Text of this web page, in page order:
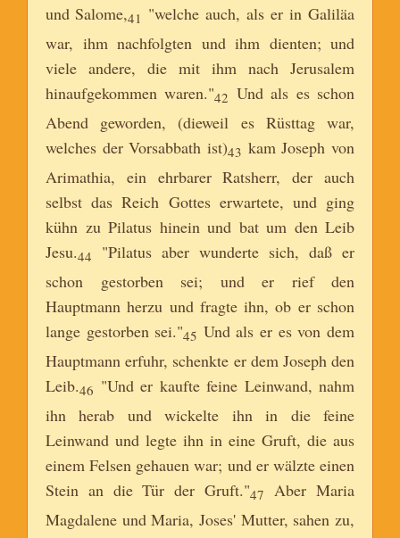
und Salome,41 "welche auch, als er in Galiläa
war, ihm nachfolgten und ihm dienten; und
viele andere, die mit ihm nach Jerusalem
hinaufgekommen waren."42 Und als es schon
Abend geworden, (dieweil es Rüsttag war,
welches der Vorsabbath ist)43 kam Joseph von
Arimathia, ein ehrbarer Ratsherr, der auch
selbst das Reich Gottes erwartete, und ging
kühn zu Pilatus hinein und bat um den Leib
Jesu.44
"Pilatus aber wunderte sich, daß er
schon gestorben sei; und er rief den
Hauptmann herzu und fragte ihn, ob er schon
lange gestorben sei."45 Und als er es von dem
Hauptmann erfuhr, schenkte er dem Joseph den
Leib.46 "Und er kaufte feine Leinwand, nahm
ihn herab und wickelte ihn in die feine
Leinwand und legte ihn in eine Gruft, die aus
einem Felsen gehauen war; und er wälzte einen
Stein an die Tür der Gruft."47
Aber Maria
Magdalene und Maria, Joses' Mutter, sahen zu,